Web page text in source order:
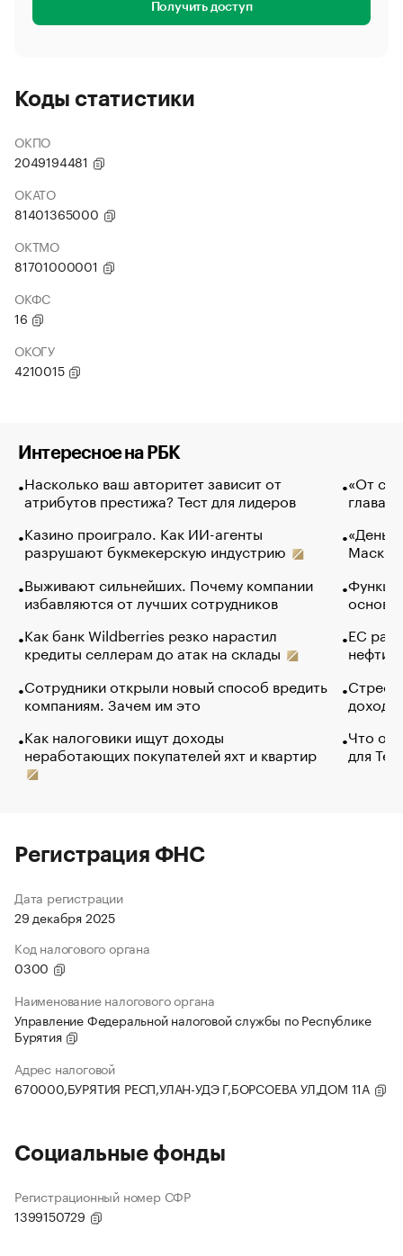
Получить доступ
Коды статистики
ОКПО
2049194481
ОКАТО
81401365000
ОКТМО
81701000001
ОКФС
16
ОКОГУ
4210015
Интересное на РБК
Насколько ваш авторитет зависит от
атрибутов престижа? Тест для лидеров
Казино проиграло. Как ИИ-агенты
разрушают букмекерскую индустрию
Выживают сильнейших. Почему компании
избавляются от лучших сотрудников
Как банк Wildberries резко нарастил
кредиты селлерам до атак на склады
Сотрудники открыли новый способ вредить
компаниям. Зачем им это
Как налоговики ищут доходы
неработающих покупателей яхт и квартир
«От
глава
Маск в
основ
ЕС
нефти
Что
для
Регистрация ФНС
Дата регистрации
29 декабря 2025
Код налогового органа
0300
Наименование налогового органа
Управление Федеральной налоговой службы по Республике
Бурятия
Адрес налоговой
670000,БУРЯТИЯ РЕСП,УЛАН-УДЭ Г,БОРСОЕВА УЛ,ДОМ 11А
Социальные фонды
Регистрационный номер СФР
1399150729